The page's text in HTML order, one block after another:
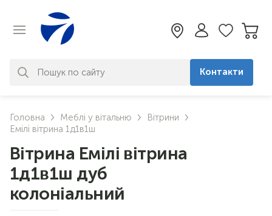
знайдено. Уточніть свій запит
Контакти
Головна Меблі у вітальню
Вітрини
Емілі вітрина 1д1в1ш
Вітрина Емілі вітрина
1д1в1ш дуб
колоніальний